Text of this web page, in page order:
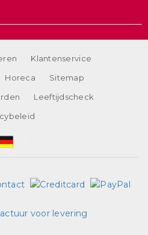
Klantenservice
Horeca
Sitemap
Leeftijdscheck